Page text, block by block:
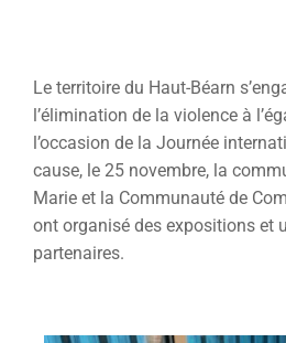
Le territoire du Haut-Béarn
l’élimination de la violence à
l’occasion de la Journée
cause, le 25 novembre, la
Marie et la Communauté de
ont organisé des expositions et
partenaires.